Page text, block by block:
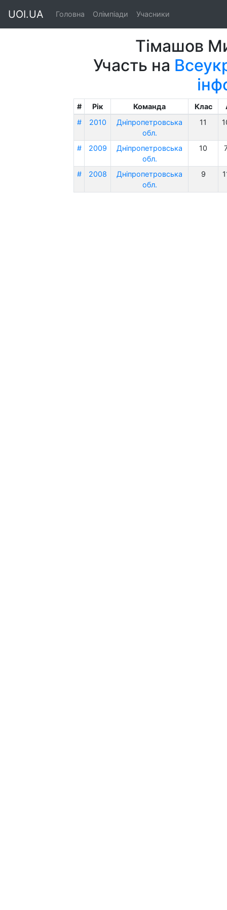
UOI.UA Головна Олімпіади Учасники
Тімашов
Участь на
# Рік Команда Клас
#
2010
Дніпропетровська
обл.
11
# 2009
Дніпропетровська
обл.
10
# 2008
Дніпропетровська
обл.
9